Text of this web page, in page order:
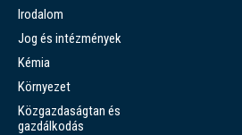
Irodalom
Jog és intézmények
Kémia
Környezet
Közgazdaságtan és
gazdálkodás